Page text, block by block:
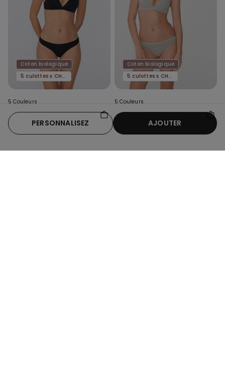
AJOUTER
PERSONNALISEZ
Coton biologique
5 culottes x CHF 29.90
5 Couleurs
String en Coton Biologique
9.95 CHF
Coton biologique
5 culottes x CHF 29.90
5 Couleurs
String en Coton Biologique